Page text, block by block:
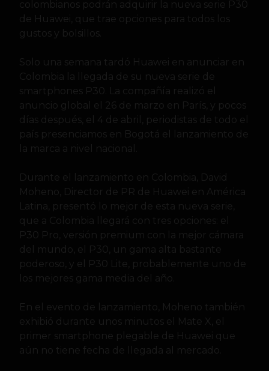
colombianos podrán adquirir la nueva serie P30
de Huawei, que trae opciones para todos los
gustos y bolsillos.
Solo una semana tardó Huawei en anunciar en
Colombia la llegada de su nueva serie de
smartphones P30. La compañía realizó el
anuncio global el 26 de marzo en París, y pocos
días después, el 4 de abril, periodistas de todo el
país presenciamos en Bogotá el lanzamiento de
la marca a nivel nacional.
Durante el lanzamiento en Colombia, David
Moheno, Director de PR de Huawei en América
Latina, presentó lo mejor de esta nueva serie,
que a Colombia llegará con tres opciones: el
P30 Pro, versión premium con la mejor cámara
del mundo, el P30, un gama alta bastante
poderoso, y el P30 Lite, probablemente uno de
los mejores gama media del año.
En el evento de lanzamiento, Moheno también
exhibió durante unos minutos el Mate X, el
primer smartphone plegable de Huawei que
aún no tiene fecha de llegada al mercado.